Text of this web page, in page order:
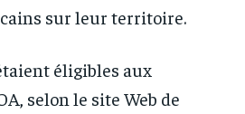
sur leur territoire.
éligibles aux
selon le site Web de